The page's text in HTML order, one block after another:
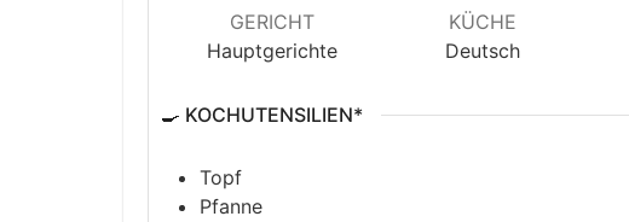
GERICHT
Hauptgerichte
KÜCHE
Deutsch
🍳 KOCHUTENSILIEN*
Topf
Pfanne